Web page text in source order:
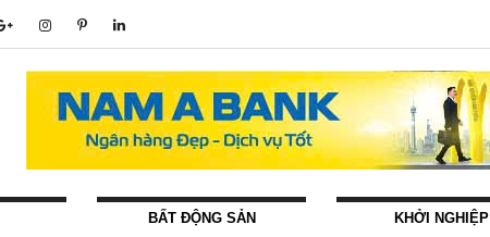
BẤT ĐỘNG SẢN KHỞI NGHIỆP